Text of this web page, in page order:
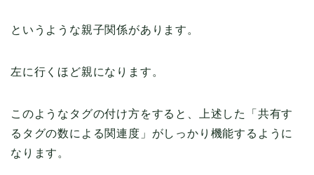
というような親子関係があります。
左に行くほど親になります。
このようなタグの付け方をすると、上述した「共有す
るタグの数による関連度」がしっかり機能するように
なります。